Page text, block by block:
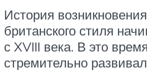
История возникновения
британского стиля
с XVIII века. В это
стремительно